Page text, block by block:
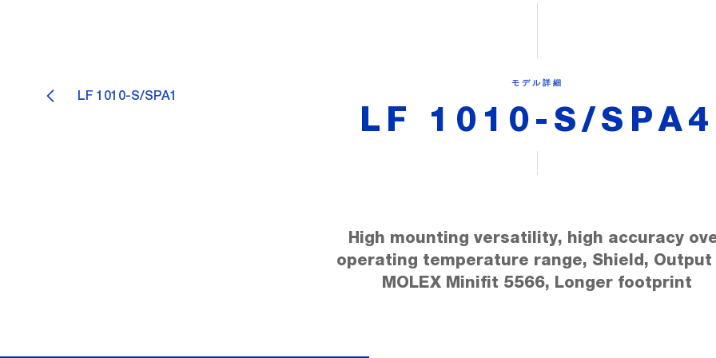
LF 1010-S/SPA1
モデル詳細
LF 1010-S/SPA4
High mounting versatility, high accuracy
operating temperature range, Shield, Output
MOLEX Minifit 5566, Longer footprint